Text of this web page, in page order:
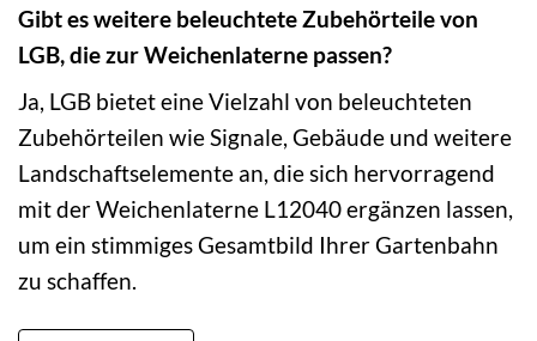
Gibt es weitere beleuchtete Zubehörteile von
LGB, die zur Weichenlaterne passen?
Ja, LGB bietet eine Vielzahl von beleuchteten
Zubehörteilen wie Signale, Gebäude und weitere
Landschaftselemente an, die sich hervorragend
mit der Weichenlaterne L12040 ergänzen lassen,
um ein stimmiges Gesamtbild Ihrer Gartenbahn
zu schaffen.